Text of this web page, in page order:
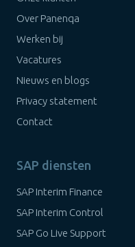
Over Panenqa
Werken bij
Vacatures
Nieuws en blogs
Privacy statement
Contact
SAP diensten
SAP Interim Finance
SAP Interim Control
SAP Go Live Support